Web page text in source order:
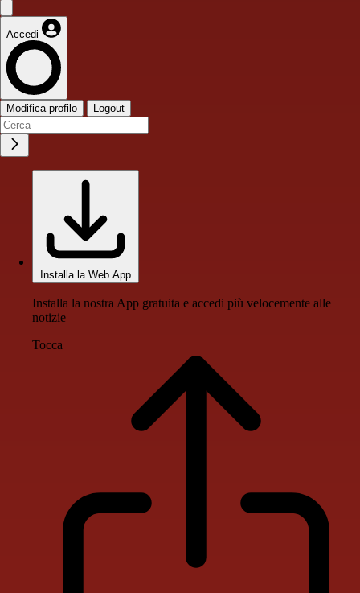
Accedi
Modifica profilo Logout
Installa la Web App
Installa la nostra App gratuita e accedi più velocemente alle
notizie
Tocca